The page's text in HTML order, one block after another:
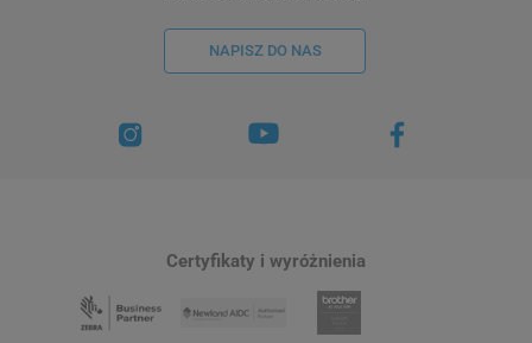
NAPISZ DO NAS
Certyfikaty i wyróżnienia